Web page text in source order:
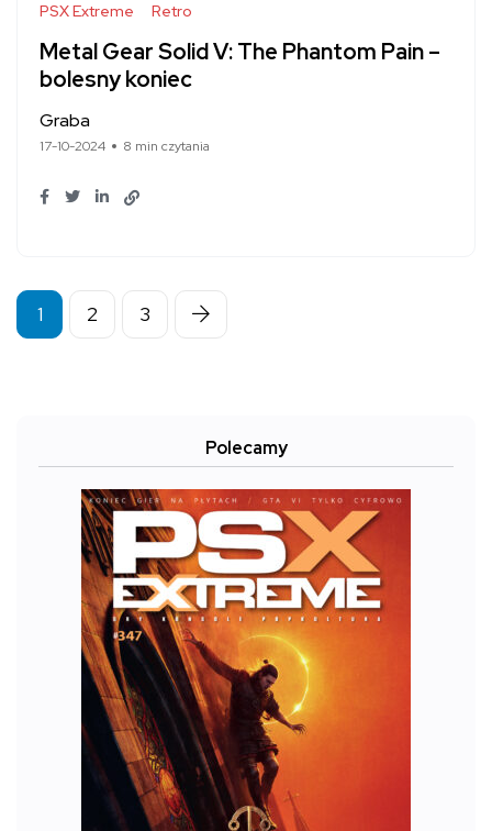
PSX Extreme Retro
Metal Gear Solid V: The Phantom Pain –
bolesny koniec
Graba
17-10-2024 8 min czytania
1 2 3
Polecamy